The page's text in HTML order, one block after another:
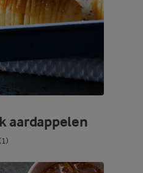
aardappelen